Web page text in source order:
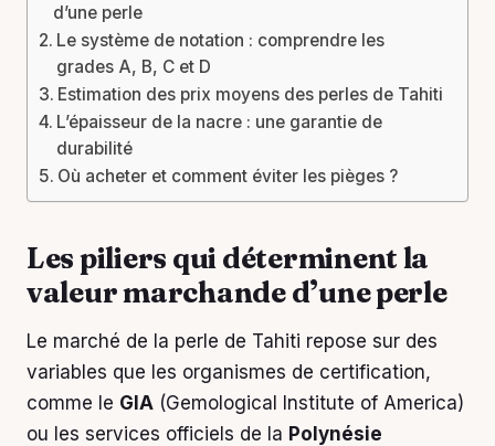
d’une perle
Le système de notation : comprendre les
grades A, B, C et D
Estimation des prix moyens des perles de Tahiti
L’épaisseur de la nacre : une garantie de
durabilité
Où acheter et comment éviter les pièges ?
Les piliers qui déterminent la
valeur marchande d’une perle
Le marché de la perle de Tahiti repose sur des
variables que les organismes de certification,
comme le GIA (Gemological Institute of America)
ou les services officiels de la Polynésie